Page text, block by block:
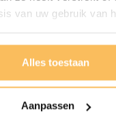
van uw gebruik van
Alles toestaan
Aanpassen
- White